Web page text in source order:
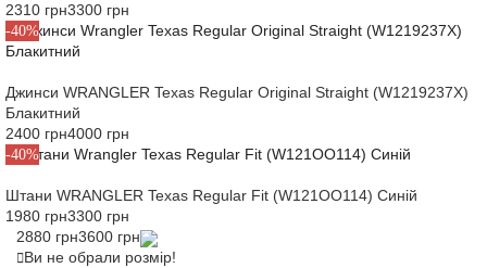
2310 грн3300 грн
-40%
Джинси WRANGLER Texas Regular Original Straight (W1219237X)
Блакитний
2400 грн4000 грн
-40%
Штани WRANGLER Texas Regular Fit (W121OO114) Синій
1980 грн3300 грн
2880 грн3600 грн
Ви не обрали розмір!